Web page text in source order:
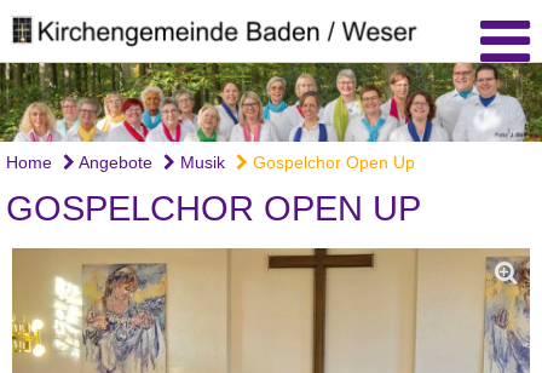
Home Angebote Musik Gospelchor Open Up
GOSPELCHOR OPEN UP